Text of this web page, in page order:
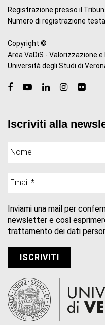
Registrazione presso il
Numero di registrazione
Copyright ©
Area VaDiS - Valorizzazione
Università degli Studi di
Iscriviti alla
Inviami una mail per
newsletter e così
trattamento dei dati